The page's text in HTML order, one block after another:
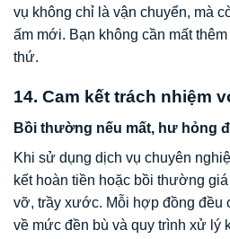
vụ không chỉ là vận chuyển, mà
ấm mới. Bạn không cần mất
thứ.
14. Cam kết trách nhiệm
Bồi thường nếu mất, hư hỏng
Khi sử dụng dịch vụ chuyên
kết hoàn tiền hoặc bồi thường
vỡ, trầy xước. Mỗi hợp đồng đều
về mức đền bù và quy trình xử lý